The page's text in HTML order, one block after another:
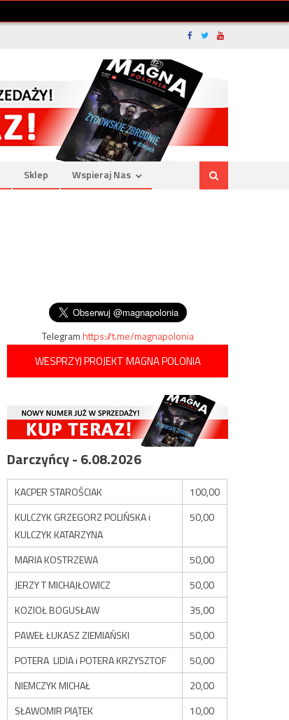
Sklep Wspieraj Nas
Telegramhttps://t.me/magnapolonia
WESPRZYJ PROJEKT MAGNA POLONIA
Darczyńcy - 6.08.2026
KACPER STAROŚCIAK
100,00
KULCZYK GRZEGORZ POLIŃSKA i
KULCZYK KATARZYNA
50,00
MARIA KOSTRZEWA
50,00
JERZY T MICHAJŁOWICZ
50,00
KOZIOŁ BOGUSŁAW
35,00
PAWEŁ ŁUKASZ ZIEMIAŃSKI
50,00
POTERA LIDIA i POTERA KRZYSZTOF
50,00
NIEMCZYK MICHAŁ
20,00
SŁAWOMIR PIĄTEK
10,00